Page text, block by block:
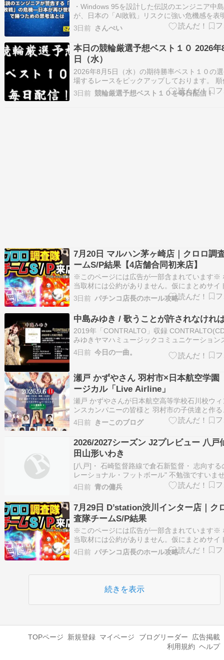
・Windows 95を設計した伝説のエンジニア中
が、日本の「AI敗戦」リスクに強い危機感を表
IT革命での出遅れを繰り返さぬよう、AI技術の
な実装とスピード感を持った構造改革を提言。
基準で戦う
3日前 さんぺい
本日の競輪厳選予想ベスト１０ 2026年
日（水）
2026年8月5日（水）の期待勝率ベスト１０の
場するレースをピックアップしております。 順
場・Ｒ 車番 選手 期待勝率 第10位 西武園2Ｒ 7
坂 駿一 38.6％ 詳細は「競輪新聞ゼロ」へ 第９
3日前 競輪厳選予想ベスト１０を毎日配信！
7月20日 マルハン茅ヶ崎店｜クロロ調
ームS/P結果【4店舗合同初来店】
※このページには広告が一部含まれています※
当取材には公約がありません。仮にまとめサイ
公約が掲載されているとしたらその情報はデマ
そのようなサイトが存在した場合はこちらのフ
よりお問い合わせください。掲載削除の連絡を
が仮に応じない場合は営業妨害として…
3日前 パチンコ店長のホール攻略
中島みゆき / 歌うことが許されなけれ
2019年「CONTRALTO」収録
みゆきヤマハミュージックコミュニケーション
2020-01-08 テーマ:「山」で続けます。 70年
一線で活躍を続ける、女性シンガーソングライ
以上リ…
4日前 今日の一曲。
瀬戸 かずやさん 羽村市×日本航空学園
ージカル「Live Airline」
瀬戸 かずやさんが日本航空高等学校石川校ウ
ンスカンパニーの皆様と 羽村市の子供達と作
機を舞台にした作品にご出演。 一般人と一緒
立つのは少し珍しいですね。 航空関係のお仕
であろう生徒さん達と歌って踊ってお芝居して
子供達は子役？？ 会場は羽村…
4日前 きーこのブログ
2026/2027シーズン J2プレビュー 八戸
田山形いわき
[八戸]・ 石崎監督路線で倉石新監督・ 志向する
レーショナル・フットボール" 不勉強ですいま
分からん・ 県主導で三位一体となって新スタ
設へ。 どこぞの県とは大違い。日程 11/21H
3/20or21H[秋田]・ 吉田語録の日めくりカレン
よ!・ "組…
4日前 青の傭兵
7月29日 D’station渋川インター店｜ク
査隊チームS/P結果
※このページには広告が一部含まれています※
当取材には公約がありません。仮にまとめサイ
公約が掲載されているとしたらその情報はデマ
そのようなサイトが存在した場合はこちらのフ
が仮に応じない場合は営業妨害として…
4日前 パチンコ店長のホール攻略
続きを表示
TOPページ 新規登録 マイページ ブログリーダー
広告掲載
利用規約 ヘルプ